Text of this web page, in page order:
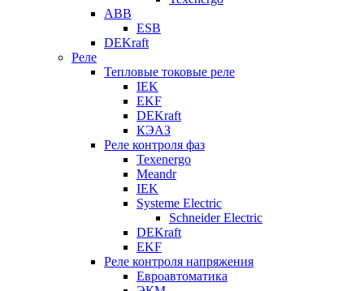
ABB
ESB
DEKraft
Реле
Тепловые токовые реле
IEK
EKF
DEKraft
КЭАЗ
Реле контроля фаз
Texenergo
Meandr
IEK
Systeme Electric
Schneider Electric
DEKraft
EKF
Реле контроля напряжения
Евроавтоматика